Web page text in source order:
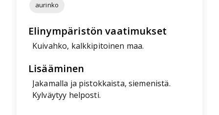
aurinko
Elinympäristön vaatimukset
Kuivahko, kalkkipitoinen maa.
Lisääminen
Jakamalla ja pistokkaista, siemenistä.
Kylväytyy helposti.